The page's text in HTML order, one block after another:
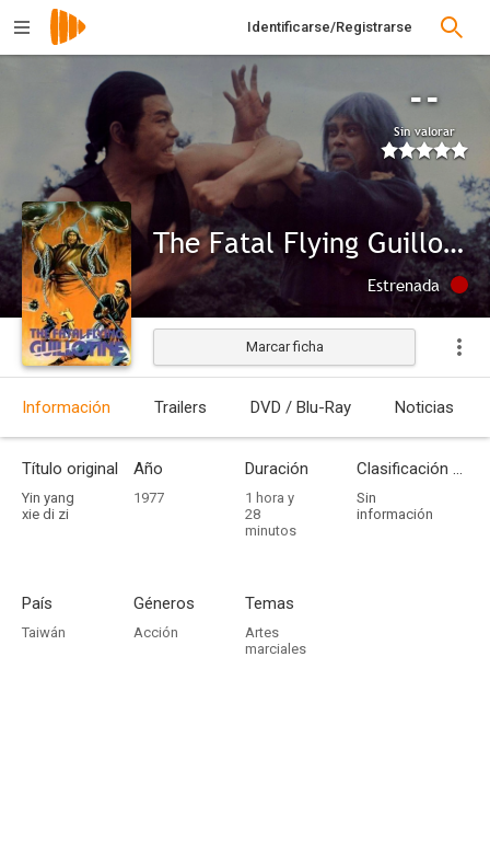
Identificarse/Registrarse
--
Sin valorar
The Fatal Flying Guillotines
Estrenada
Marcar ficha
Información Trailers DVD / Blu-Ray Noticias
Título original
Yin yang
xie di zi
Año
1977
Duración
1 hora y
28
minutos
Clasificación por edades
Sin
información
País
Taiwán
Géneros
Acción
Temas
Artes
marciales